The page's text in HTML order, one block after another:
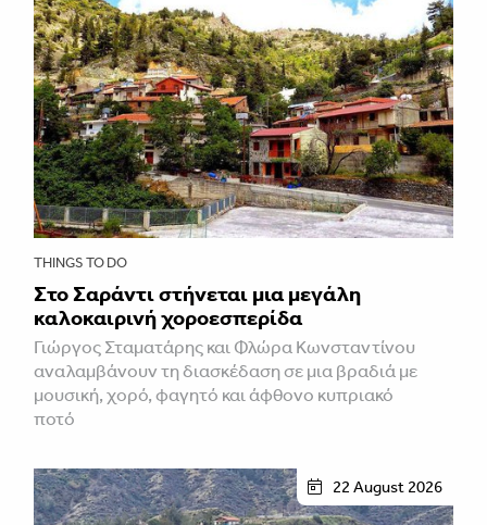
THINGS TO DO
Στο Σαράντι στήνεται μια μεγάλη
καλοκαιρινή χοροεσπερίδα
Γιώργος Σταματάρης και Φλώρα Κωνσταντίνου
αναλαμβάνουν τη διασκέδαση σε μια βραδιά με
μουσική, χορό, φαγητό και άφθονο κυπριακό
ποτό
22 August 2026